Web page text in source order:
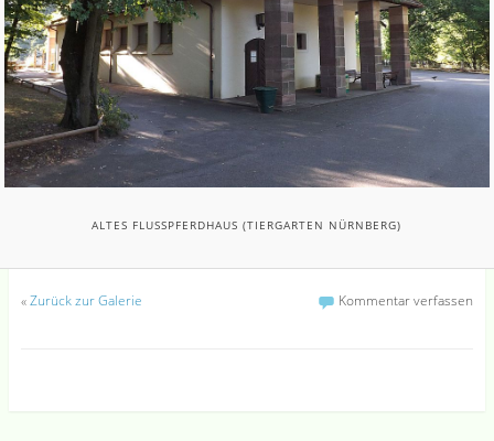
ALTES FLUSSPFERDHAUS (TIERGARTEN NÜRNBERG)
«Zurück zur Galerie Kommentar verfassen